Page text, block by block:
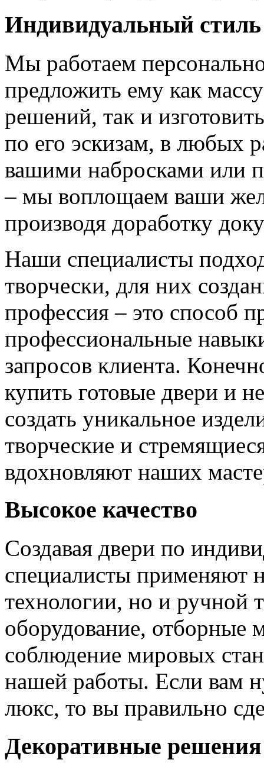
Индивидуальный стиль
Мы работаем
предложить ему как
решений, так и
по его эскизам, в любых
вашими набросками или
– мы воплощаем ваши
производя доработку
Наши специалисты
творчески, для них
профессия – это способ
профессиональные
запросов клиента.
купить готовые двери и
создать уникальное
творческие и
вдохновляют наших
Высокое качество
Создавая двери по
специалисты применяют
технологии, но и ручной
оборудование, отборные
соблюдение мировых
нашей работы. Если вам
люкс, то вы правильно
Декоративные решения